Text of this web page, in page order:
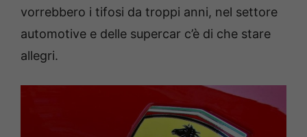
vorrebbero i tifosi da troppi anni, nel settore
automotive e delle supercar c’è di che stare
allegri.